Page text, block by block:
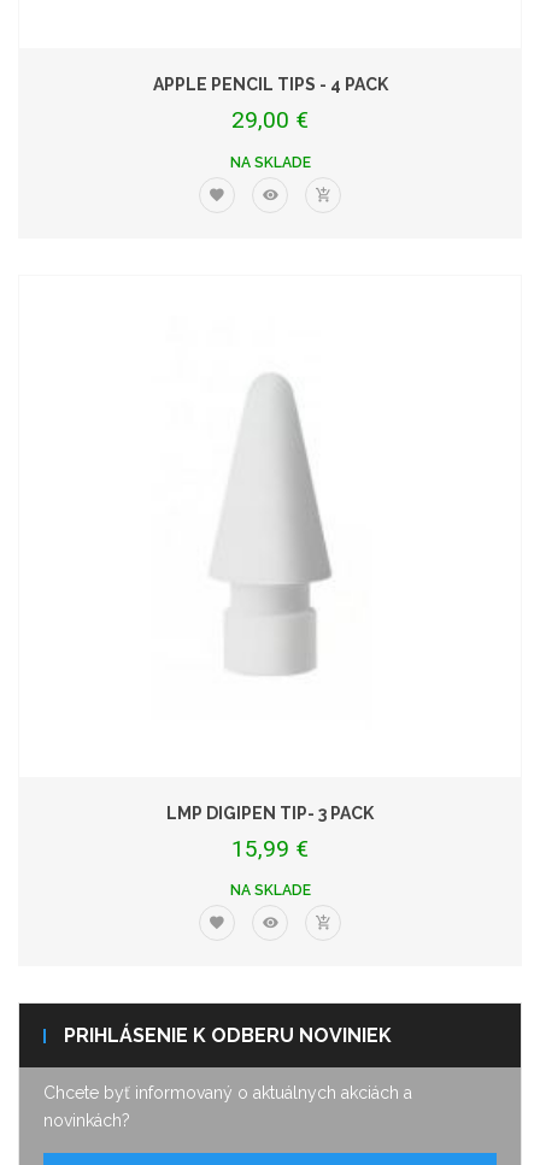
APPLE PENCIL TIPS - 4 PACK
29,00 €
NA SKLADE
LMP DIGIPEN TIP- 3 PACK
15,99 €
NA SKLADE
PRIHLÁSENIE K ODBERU NOVINIEK
Chcete byť informovaný o aktuálnych akciách a
novinkách?